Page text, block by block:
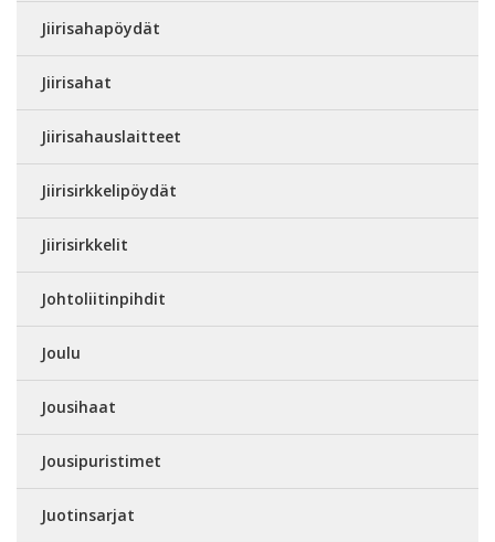
Jiirisahapöydät
Jiirisahat
Jiirisahauslaitteet
Jiirisirkkelipöydät
Jiirisirkkelit
Johtoliitinpihdit
Joulu
Jousihaat
Jousipuristimet
Juotinsarjat